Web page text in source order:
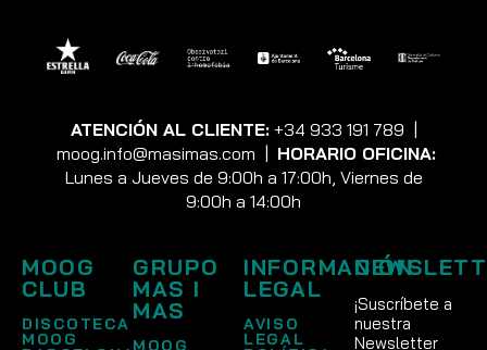
ATENCIÓN AL CLIENTE: +34 933 191 789
moog.info@masimas.com
HORARIO OFICINA:
Lunes a Jueves de 9:00h a 17:00h, Viernes de
9:00h a 14:00h
MOOG
CLUB
DISCOTECA
MOOG
GRUPO
MAS I
MAS
MOOG
INFORMACIÓN
LEGAL
AVISO
LEGAL
¡Suscríbete a
nuestra
Newsletter